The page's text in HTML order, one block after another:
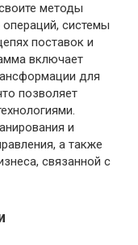
методы
системы
поставок и
включает
для
позволяет
и
а также
связанной с